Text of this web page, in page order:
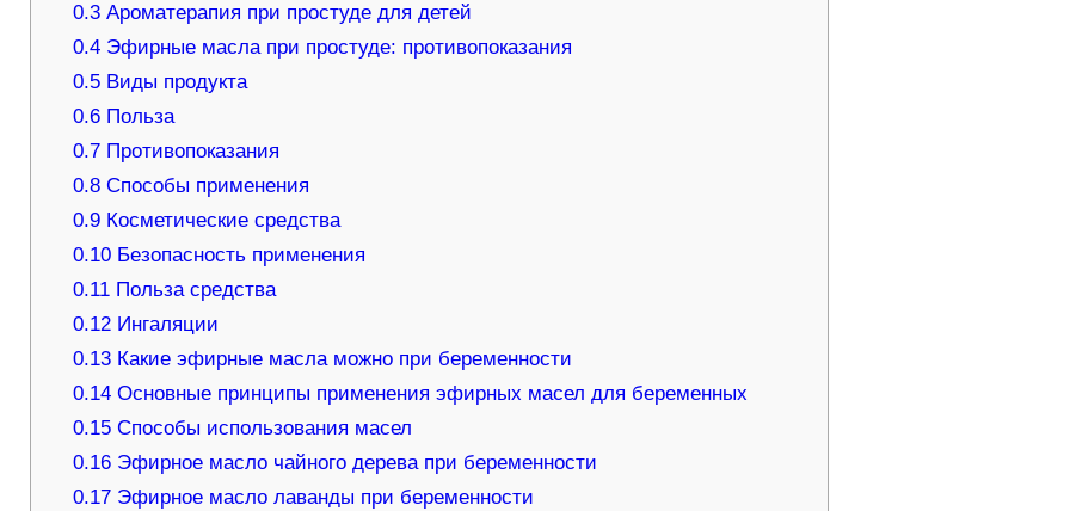
0.3 Ароматерапия при простуде для детей
0.4 Эфирные масла при простуде: противопоказания
0.5 Виды продукта
0.6 Польза
0.7 Противопоказания
0.8 Способы применения
0.9 Косметические средства
0.10 Безопасность применения
0.11 Польза средства
0.12 Ингаляции
0.13 Какие эфирные масла можно при беременности
0.14 Основные принципы применения эфирных масел для беременных
0.15 Способы использования масел
0.16 Эфирное масло чайного дерева при беременности
0.17 Эфирное масло лаванды при беременности